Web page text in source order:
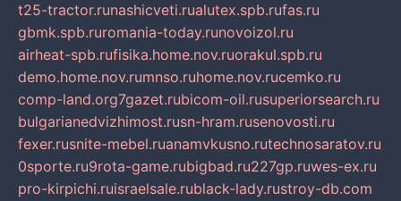
t25-tractor.runashicveti.rualutex.spb.rufas.ru
gbmk.spb.ruromania-today.runovoizol.ru
airheat-spb.rufisika.home.nov.ruorakul.spb.ru
demo.home.nov.rumnso.ruhome.nov.rucemko.ru
comp-land.org7gazet.rubicom-oil.rusuperiorsearch.ru
bulgarianedvizhimost.rusn-hram.rusenovosti.ru
fexer.rusnite-mebel.ruanamvkusno.rutechnosaratov.ru
0sporte.ru9rota-game.rubigbad.ru227gp.ruwes-ex.ru
pro-kirpichi.ruisraelsale.rublack-lady.rustroy-db.com